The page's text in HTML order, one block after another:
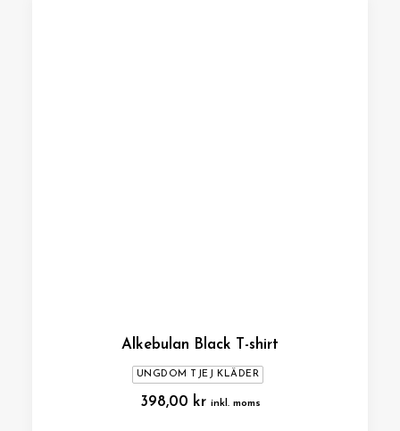
Alkebulan Black T-shirt
UNGDOM TJEJ KLÄDER
398,00 kr inkl. moms